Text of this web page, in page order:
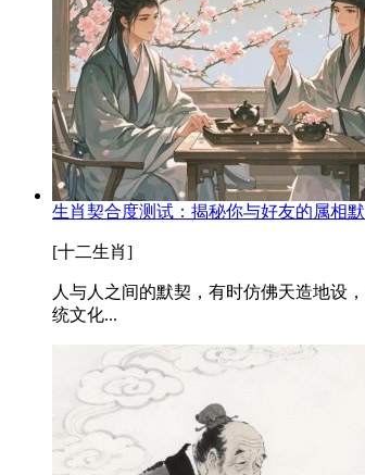
生肖契合度测试：揭秘你与好友的属相
[十二生肖]
人与人之间的默契，有时仿佛天造地设
统文化...